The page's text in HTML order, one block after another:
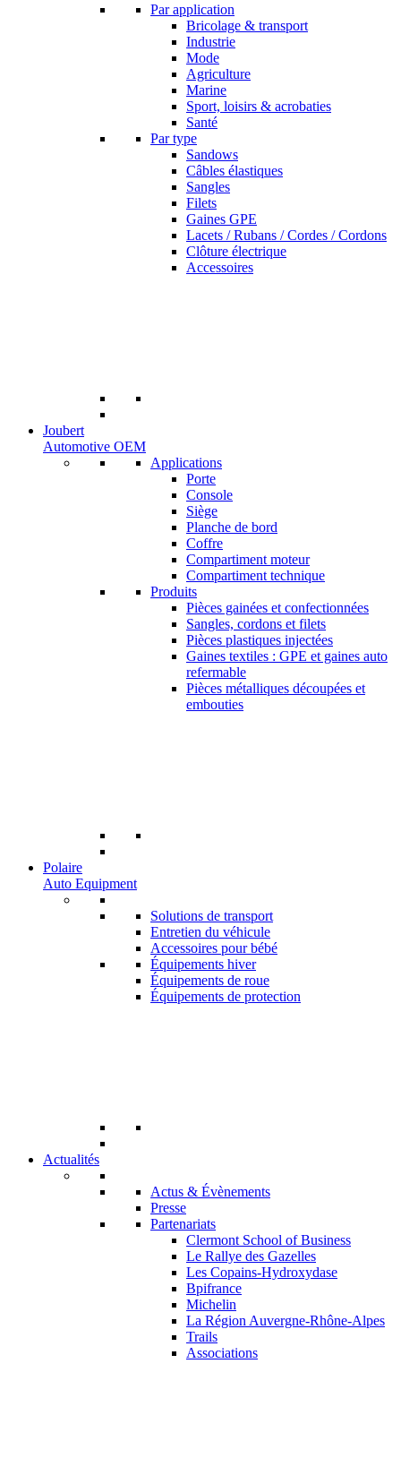
Par application
Bricolage & transport
Industrie
Mode
Agriculture
Marine
Sport, loisirs & acrobaties
Santé
Par type
Sandows
Câbles élastiques
Sangles
Filets
Gaines GPE
Lacets / Rubans / Cordes / Cordons
Clôture électrique
Accessoires
Joubert
Automotive OEM
Applications
Porte
Console
Siège
Planche de bord
Coffre
Compartiment moteur
Compartiment technique
Produits
Pièces gainées et confectionnées
Sangles, cordons et filets
Pièces plastiques injectées
Gaines textiles : GPE et gaines auto
refermable
Pièces métalliques découpées et
embouties
Polaire
Auto Equipment
Solutions de transport
Entretien du véhicule
Accessoires pour bébé
Équipements hiver
Équipements de roue
Équipements de protection
Actualités
Actus & Évènements
Presse
Partenariats
Clermont School of Business
Le Rallye des Gazelles
Les Copains-Hydroxydase
Bpifrance
Michelin
La Région Auvergne-Rhône-Alpes
Trails
Associations